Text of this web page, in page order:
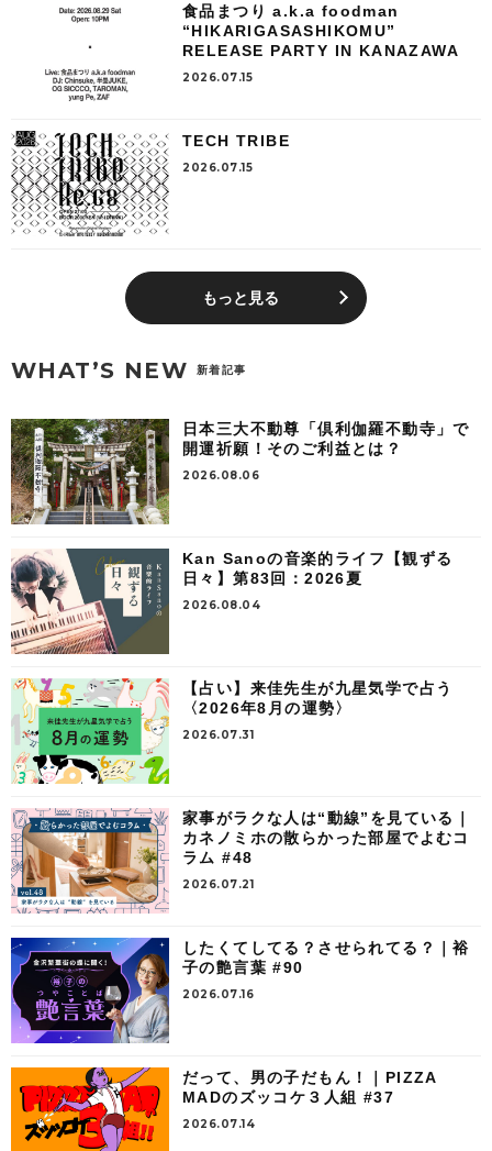
食品まつり a.k.a foodman
“HIKARIGASASHIKOMU”
RELEASE PARTY IN KANAZAWA
2026.07.15
TECH TRIBE
2026.07.15
もっと見る
WHAT’S NEW 新着記事
日本三大不動尊「倶利伽羅不動寺」で
開運祈願！そのご利益とは？
2026.08.06
Kan Sanoの音楽的ライフ【観ずる
日々】第83回：2026夏
2026.08.04
【占い】来佳先生が九星気学で占う
〈2026年8月の運勢〉
2026.07.31
家事がラクな人は“動線”を見ている｜
カネノミホの散らかった部屋でよむコ
ラム #48
2026.07.21
したくてしてる？させられてる？｜裕
子の艶言葉 #90
2026.07.16
だって、男の子だもん！｜PIZZA
MADのズッコケ３人組 #37
2026.07.14